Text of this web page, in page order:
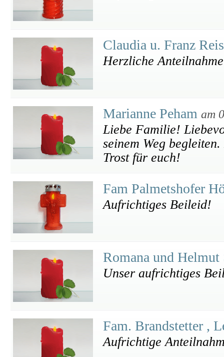
Claudia u. Franz
Herzliche
Marianne Peham am
Liebe Familie!
seinem Weg
Trost für euch!
Fam Palmetshofer
Aufrichtiges Beileid!
Romana und
Unser aufrichtiges
Fam. Brandstetter ,
Aufrichtige